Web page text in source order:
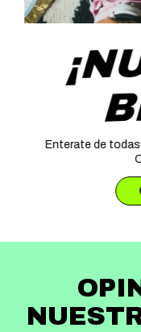
Enterate de